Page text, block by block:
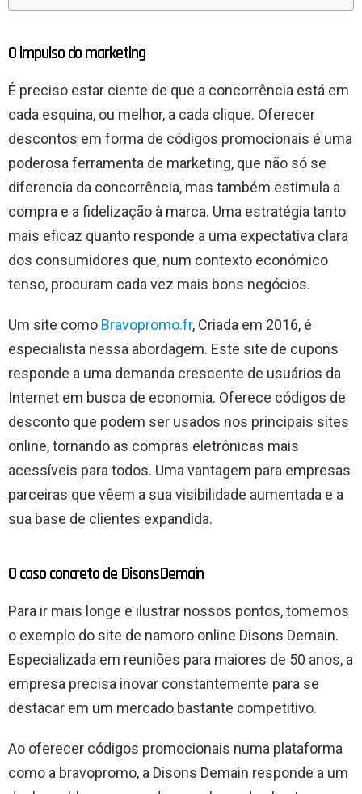
O impulso do marketing
É preciso estar ciente de que a concorrência está em
cada esquina, ou melhor, a cada clique. Oferecer
descontos em forma de códigos promocionais é uma
poderosa ferramenta de marketing, que não só se
diferencia da concorrência, mas também estimula a
compra e a fidelização à marca. Uma estratégia tanto
mais eficaz quanto responde a uma expectativa clara
dos consumidores que, num contexto económico
tenso, procuram cada vez mais bons negócios.
Um site como Bravopromo.fr, Criada em 2016, é
especialista nessa abordagem. Este site de cupons
responde a uma demanda crescente de usuários da
Internet em busca de economia. Oferece códigos de
desconto que podem ser usados ​​nos principais sites
online, tornando as compras eletrônicas mais
acessíveis para todos. Uma vantagem para empresas
parceiras que vêem a sua visibilidade aumentada e a
sua base de clientes expandida.
O caso concreto de DisonsDemain
Para ir mais longe e ilustrar nossos pontos, tomemos
o exemplo do site de namoro online Disons Demain.
Especializada em reuniões para maiores de 50 anos, a
empresa precisa inovar constantemente para se
destacar em um mercado bastante competitivo.
Ao oferecer códigos promocionais numa plataforma
como a bravopromo, a Disons Demain responde a um